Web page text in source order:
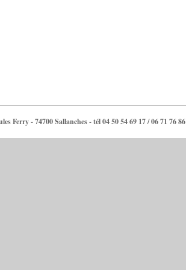
Ferry - 74700 Sallanches - tél 04 50 54 69 17 / 06 71 76